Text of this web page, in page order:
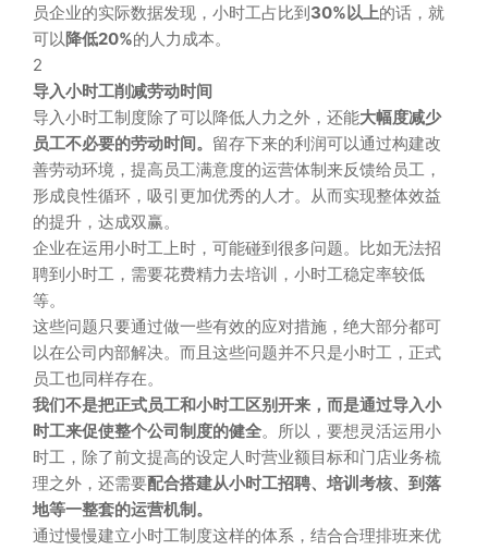
员企业的实际数据发现，小时工占比到 30%以上的话，就
可以降低20%的人力成本。
2
导入小时工削减劳动时间
导入小时工制度除了可以降低人力之外，还能大幅度减少
员工不必要的劳动时间。 留存下来的利润可以通过构建改
善劳动环境，提高员工满意度的运营体制来反馈给员工，
形成良性循环，吸引更加优秀的人才。从而实现整体效益
的提升，达成双赢。
企业在运用小时工上时，可能碰到很多问题。比如无法招
聘到小时工，需要花费精力去培训，小时工稳定率较低
等。
这些问题只要通过做一些有效的应对措施，绝大部分都可
以在公司内部解决。而且这些问题并不只是小时工，正式
员工也同样存在。
我们不是把正式员工和小时工区别开来，而是通过导入小
时工来促使整个公司制度的健全。所以，要想灵活运用小
时工，除了前文提高的设定人时营业额目标和门店业务梳
理之外，还需要配合搭建从小时工招聘、培训考核、到落
地等一整套的运营机制。
通过慢慢建立小时工制度这样的体系，结合合理排班来优